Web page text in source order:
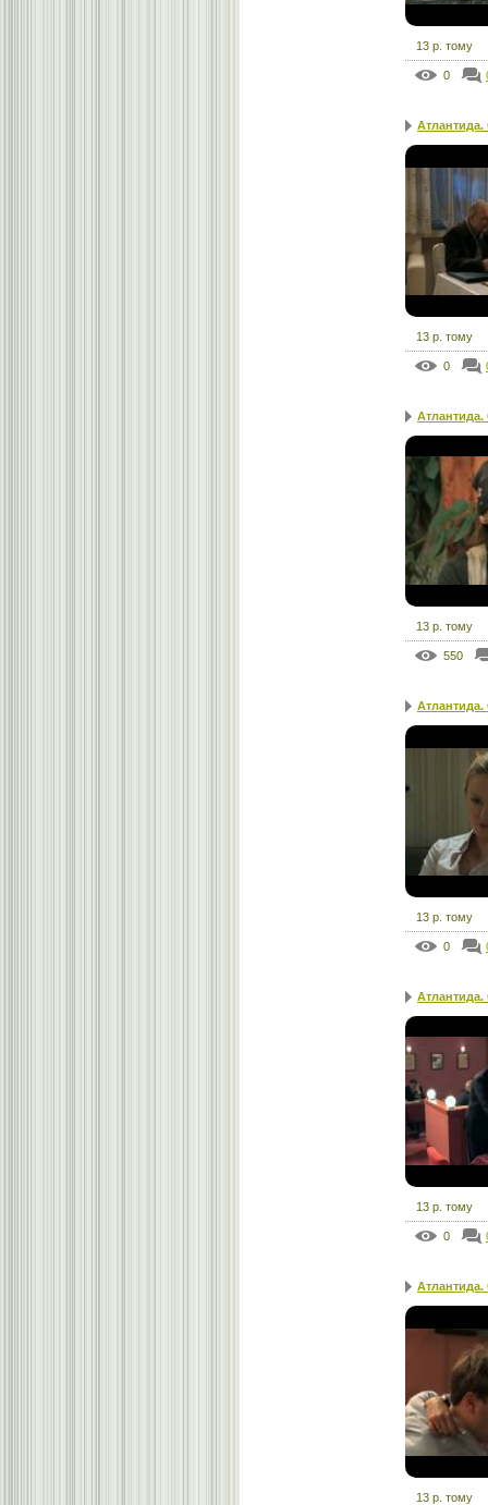
13 р. тому
0
Атлантида.
13 р. тому
0
Атлантида.
13 р. тому
550
Атлантида.
13 р. тому
0
Атлантида.
13 р. тому
0
Атлантида.
13 р. тому